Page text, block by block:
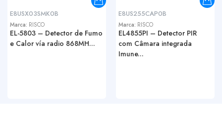
E8USX03SMK0B
Marca: RISCO
EL-5803 – Detector de Fumo
e Calor vía radio 868MH...
E8US255CAP0B
Marca: RISCO
EL4855PI – Detector PIR
com Câmara integrada
Imune...